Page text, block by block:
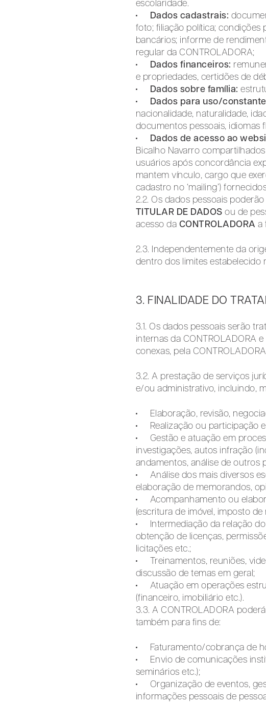
escolaridade.
Dados cadastrais:
foto; filiação política; condições
bancários; informe de
regular da CONTROLADORA;
Dados financeiros:
e propriedades, certidões de
Dados sobre família:
Dados para uso/
nacionalidade, naturalidade,
documentos pessoais, idiomas
Dados de acesso ao
Bicalho Navarro
usuários após concordância
mantem vínculo, cargo que
cadastro no ‘mailing’)
2.2. Os dados pessoais
TITULAR DE DADOS ou de
acesso da CONTROLADORA a
2.3. Independentemente da
dentro dos limites estabelecido
3. FINALIDADE DO
3.1. Os dados pessoais serão
internas da CONTROLADORA
conexas, pela
3.2. A prestação de serviços
e/ou administrativo, incluindo,
Elaboração, revisão,
Realização ou participação
Gestão e atuação em
investigações, autos infração
andamentos, análise de outros
Análise dos mais diversos
elaboração de memorandos,
Acompanhamento ou
(escritura de imóvel, imposto de
Intermediação da relação
obtenção de licenças,
licitações etc.;
Treinamentos, reuniões,
discussão de temas em geral;
Atuação em operações
(financeiro, imobiliário etc.).
3.3. A CONTROLADORA
também para fins de:
Faturamento/cobrança de
Envio de comunicações
seminários etc.);
Organização de eventos,
informações pessoais de